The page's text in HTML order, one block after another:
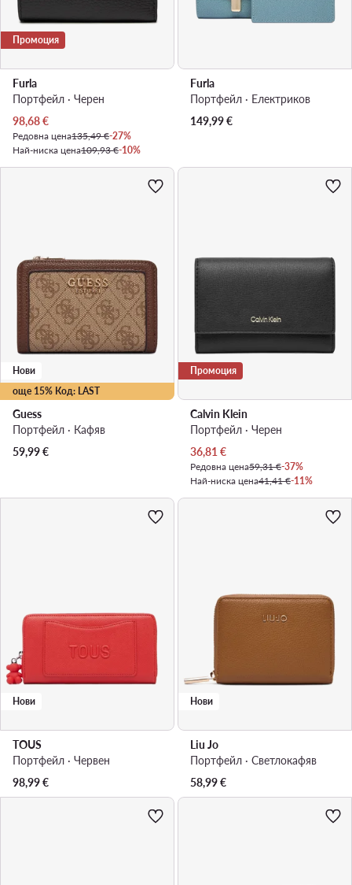
Промоция
Furla
Портфейл · Черен
Актуална цена
98,68€
Редовна цена135,49 €-27%
Най-ниска цена109,93 €-10%
Furla
Портфейл · Електриков
149,99€
още 15% Код: LAST
Нови
Guess
Портфейл · Кафяв
59,99€
Промоция
Calvin Klein
Портфейл · Черен
Актуална цена
36,81 €
Редовна цена59,31 €-37%
Най-ниска цена41,41 €-11%
Нови
TOUS
Портфейл · Червен
98,99€
Нови
Liu Jo
Портфейл · Светлокафяв
58,99€